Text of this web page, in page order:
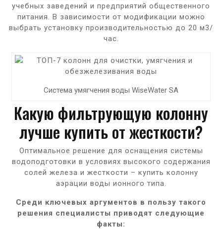
учебных заведений и предприятий общественного
питания. В зависимости от модификации можно
выбрать установку производительностью до 20 м3/
час.
Система умягчения воды WiseWater SA
Какую фильтрующую колонну
лучше купить от жесткости?
Оптимальное решение для оснащения системы
водоподготовки в условиях высокого содержания
солей железа и жесткости – купить колонну
аэрации воды ионного типа.
Среди ключевых аргументов в пользу такого
решения специалисты приводят следующие
факты: